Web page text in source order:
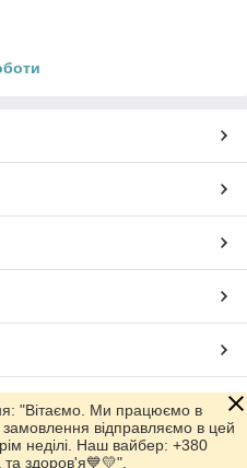
Prom.ua
"Вітаємо. Ми працюємо в
замовлення відправляємо в цей
неділі. Наш вайбер: +380
здоров'я💙💛".